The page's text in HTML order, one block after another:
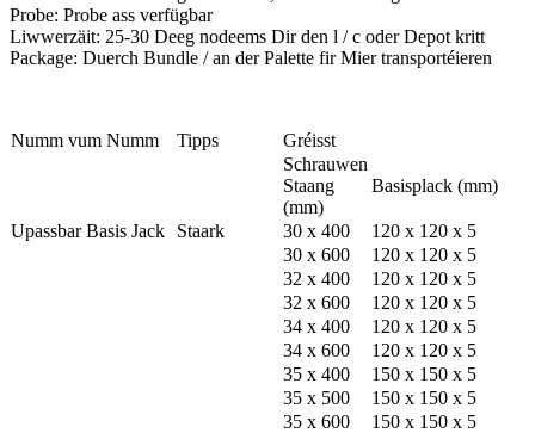
Probe: Probe ass verfügbar
Liwwerzäit: 25-30 Deeg nodeems Dir den l / c oder Depot kritt
Package: Duerch Bundle / an der Palette fir Mier transportéieren
Numm vum Numm Tipps
Gréisst
Schrauwen
Staang
(mm)
Basisplack (mm)
Upassbar Basis Jack Staark 30 x 400
120 x 120 x 5
30 x 600
120 x 120 x 5
32 x 400
120 x 120 x 5
32 x 600
120 x 120 x 5
34 x 400
120 x 120 x 5
34 x 600
120 x 120 x 5
35 x 400
150 x 150 x 5
35 x 500
150 x 150 x 5
35 x 600
150 x 150 x 5